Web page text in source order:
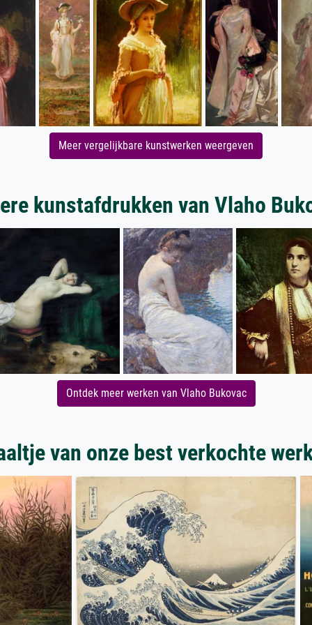
Meer vergelijkbare kunstwerken weergeven
kunstafdrukken van Vlaho
Ontdek meer werken van Vlaho Bukovac
van onze best verkochte